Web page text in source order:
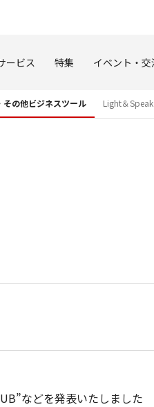
ービス 特集 イベント・交
その他ビジネスツール Light＆
などを発表いたしました